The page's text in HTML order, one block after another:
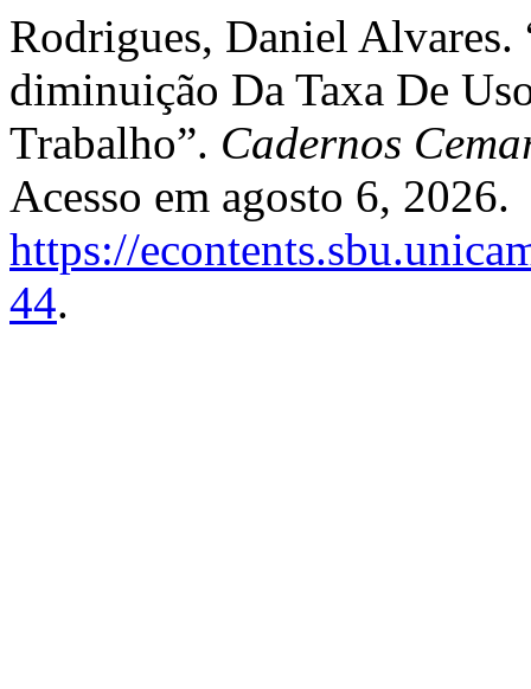
Rodrigues, Daniel Alvares.
diminuição Da Taxa De
Trabalho”. Cadernos
Acesso em agosto 6, 2026.
https://
44.